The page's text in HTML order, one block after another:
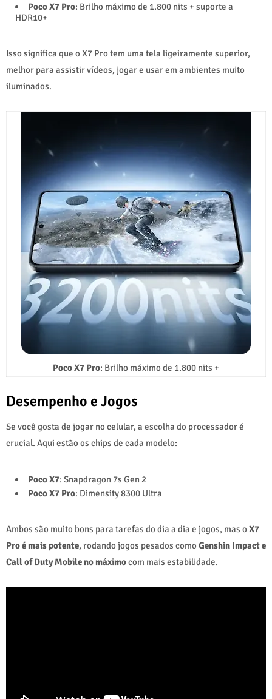
Poco X7 Pro: Brilho máximo de 1.800 nits + suporte a
HDR10+
Isso significa que o X7 Pro tem uma tela ligeiramente superior,
melhor para assistir vídeos, jogar e usar em ambientes muito
iluminados.
Poco X7 Pro: Brilho máximo de 1.800 nits +
Desempenho e Jogos
Se você gosta de jogar no celular, a escolha do processador é
crucial. Aqui estão os chips de cada modelo:
Poco X7: Snapdragon 7s Gen 2
Poco X7 Pro: Dimensity 8300 Ultra
Ambos são muito bons para tarefas do dia a dia e jogos, mas o X7
Pro é mais potente, rodando jogos pesados como Genshin Impact e
Call of Duty Mobile no máximocom mais estabilidade.